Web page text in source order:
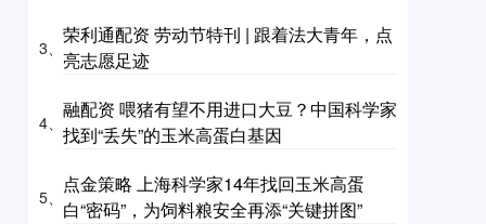
3、
荣利通配资 劳动节特刊 | 跟着法大青年，点
亮志愿足迹
4、
融配资 喂猪有望不用进口大豆？中国科学家
找到“丢失”的玉米高蛋白基因
5、
点金策略 上海科学家14年找回玉米高蛋
白“密码”，为饲料粮安全再添“关键拼图”